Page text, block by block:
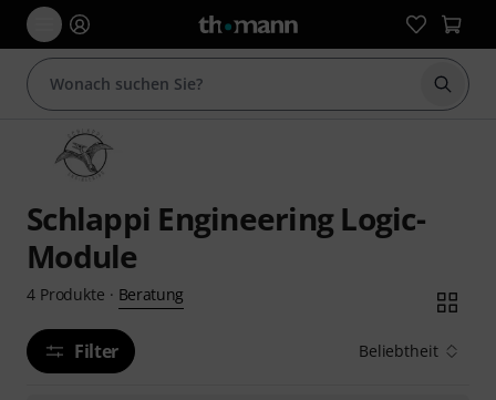
Suche
Schlappi Engineering Logic-
Module
4 Produkte · Beratung
Filter Beliebtheit